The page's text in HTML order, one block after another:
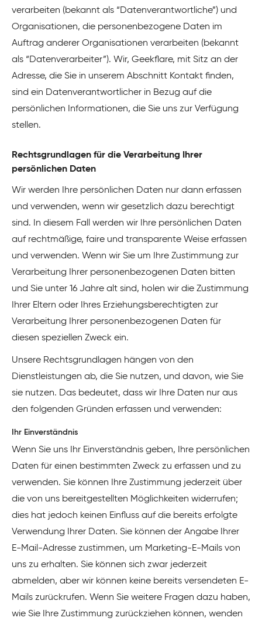
verarbeiten (bekannt als “Datenverantwortliche”) und
Organisationen, die personenbezogene Daten im
Auftrag anderer Organisationen verarbeiten (bekannt
als “Datenverarbeiter”). Wir, Geekflare, mit Sitz an der
Adresse, die Sie in unserem Abschnitt Kontakt finden,
sind ein Datenverantwortlicher in Bezug auf die
persönlichen Informationen, die Sie uns zur Verfügung
stellen.
Rechtsgrundlagen für die Verarbeitung Ihrer
persönlichen Daten
Wir werden Ihre persönlichen Daten nur dann erfassen
und verwenden, wenn wir gesetzlich dazu berechtigt
sind. In diesem Fall werden wir Ihre persönlichen Daten
auf rechtmäßige, faire und transparente Weise erfassen
und verwenden. Wenn wir Sie um Ihre Zustimmung zur
Verarbeitung Ihrer personenbezogenen Daten bitten
und Sie unter 16 Jahre alt sind, holen wir die Zustimmung
Ihrer Eltern oder Ihres Erziehungsberechtigten zur
Verarbeitung Ihrer personenbezogenen Daten für
diesen speziellen Zweck ein.
Unsere Rechtsgrundlagen hängen von den
Dienstleistungen ab, die Sie nutzen, und davon, wie Sie
sie nutzen. Das bedeutet, dass wir Ihre Daten nur aus
den folgenden Gründen erfassen und verwenden:
Ihr Einverständnis
Wenn Sie uns Ihr Einverständnis geben, Ihre persönlichen
Daten für einen bestimmten Zweck zu erfassen und zu
verwenden. Sie können Ihre Zustimmung jederzeit über
die von uns bereitgestellten Möglichkeiten widerrufen;
dies hat jedoch keinen Einfluss auf die bereits erfolgte
Verwendung Ihrer Daten. Sie können der Angabe Ihrer
E-Mail-Adresse zustimmen, um Marketing-E-Mails von
uns zu erhalten. Sie können sich zwar jederzeit
abmelden, aber wir können keine bereits versendeten E-
Mails zurückrufen. Wenn Sie weitere Fragen dazu haben,
wie Sie Ihre Zustimmung zurückziehen können, wenden